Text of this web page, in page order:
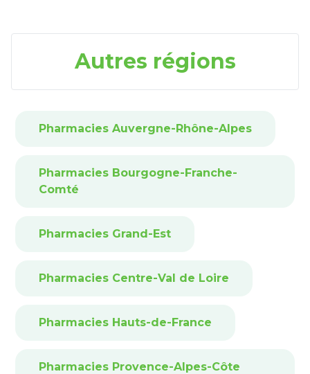
Autres régions
Pharmacies Auvergne-Rhône-Alpes
Pharmacies Bourgogne-Franche-
Comté
Pharmacies Grand-Est
Pharmacies Centre-Val de Loire
Pharmacies Hauts-de-France
Pharmacies Provence-Alpes-Côte